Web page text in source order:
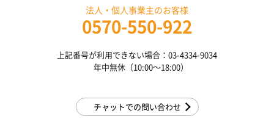
法人・個人事業主のお客様
0570-550-922
上記番号が利用できない場合：03-4334-9034
年中無休（10:00〜18:00）
チャットでの問い合わせ